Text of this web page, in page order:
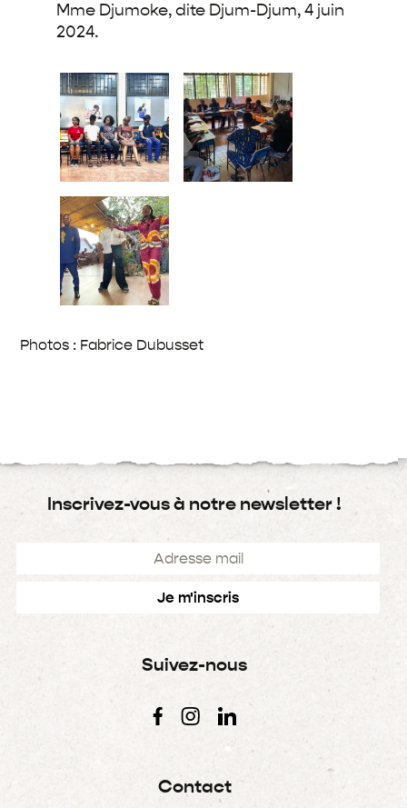
Mme Djumoke, dite Djum-Djum, 4 juin
2024.
Photos : Fabrice Dubusset
Inscrivez-vous à notre newsletter !
Suivez-nous
Contact